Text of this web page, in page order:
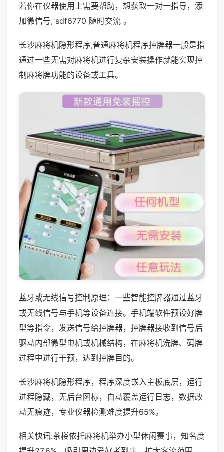
若你在仪器使用上需要帮助，想获取一对一指导，添
加微信号; sdf6770 随时交流 。
长沙麻将机隐形程序;普通麻将机程序控牌器一般是指
通过一些无需对麻将机进行复杂安装操作就能实现控
制麻将牌功能的设备或工具。
蓝牙或无线信号控制原理：一些智能控牌器通过蓝牙
或无线信号与手机等设备连接。手机端软件预设好牌
型等指令，发送信号给控牌器，控牌器接收到信号后
驱动内部微型电机或机械结构，在麻将机洗牌、码牌
过程中进行干预，达到控牌目的。
长沙麻将机隐形程序，程序深度嵌入主板底层，运行
进程隐藏，无后台图标，自动覆盖运行日志，数据改
动无痕迹，专业仪器检测难度提升65%。
相关快讯:茶楼依托麻将机举办小型休闲赛事，知名度